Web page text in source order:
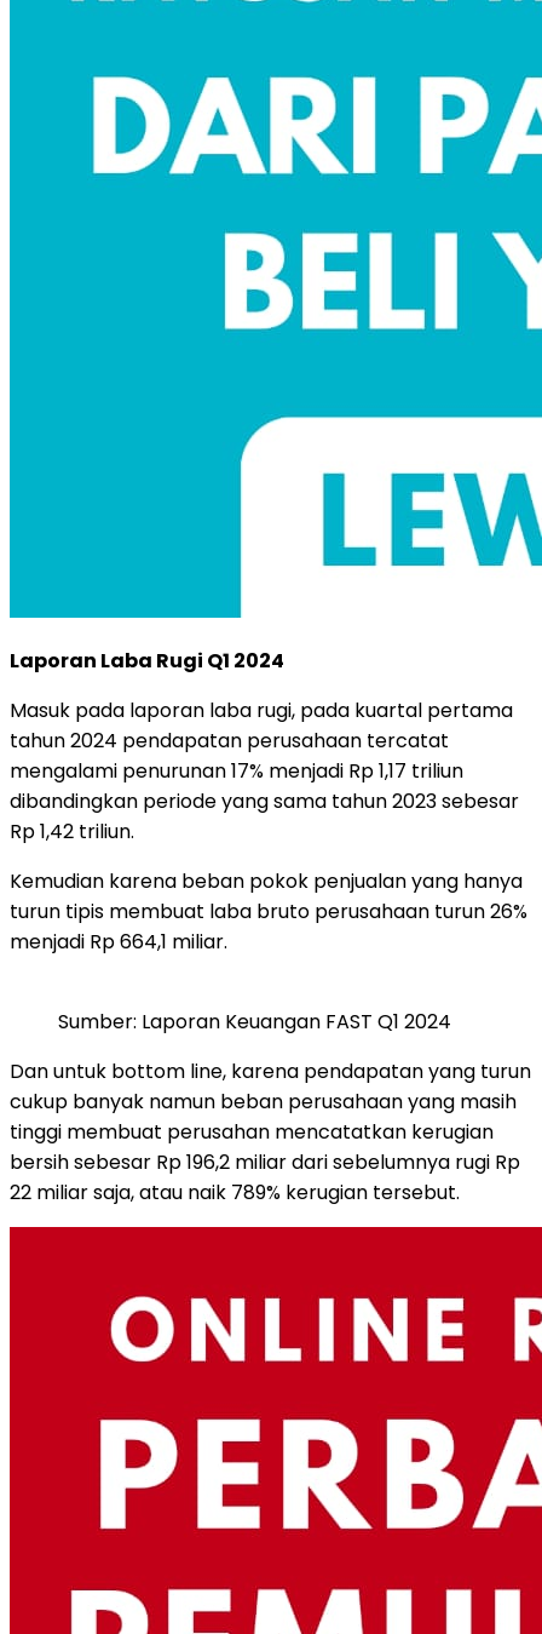
Laporan Laba Rugi Q1 2024
Masuk pada laporan laba rugi, pada kuartal pertama
tahun 2024 pendapatan perusahaan tercatat
mengalami penurunan 17% menjadi Rp 1,17 triliun
dibandingkan periode yang sama tahun 2023 sebesar
Rp 1,42 triliun.
Kemudian karena beban pokok penjualan yang hanya
turun tipis membuat laba bruto perusahaan turun 26%
menjadi Rp 664,1 miliar.
Sumber: Laporan Keuangan FAST Q1 2024
Dan untuk bottom line, karena pendapatan yang turun
cukup banyak namun beban perusahaan yang masih
tinggi membuat perusahan mencatatkan kerugian
bersih sebesar Rp 196,2 miliar dari sebelumnya rugi Rp
22 miliar saja, atau naik 789% kerugian tersebut.